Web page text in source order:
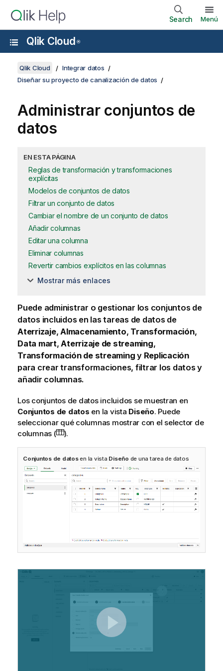
Search Menú
Qlik Cloud ®
Qlik Cloud
Integrar datos
Diseñar su proyecto de canalización de datos
Administrar conjuntos de
datos
EN ESTA PÁGINA
Reglas de transformación y transformaciones
explícitas
Modelos de conjuntos de datos
Filtrar un conjunto de datos
Cambiar el nombre de un conjunto de datos
Añadir columnas
Editar una columna
Eliminar columnas
Revertir cambios explícitos en las columnas
Mostrar más enlaces
Puede administrar o gestionar los conjuntos de
datos incluidos en las tareas de datos de
Aterrizaje, Almacenamiento, Transformación,
Data mart,Aterrizaje de streaming,
Transformación de streaming y Replicación
para crear transformaciones, filtrar los datos y
añadir columnas.
Los conjuntos de datos incluidos se muestran en
Conjuntos de datos en la vista Diseño. Puede
seleccionar qué columnas mostrar con el selector de
columnas (
).
Conjuntos de datosen la vista Diseño de una tarea de datos